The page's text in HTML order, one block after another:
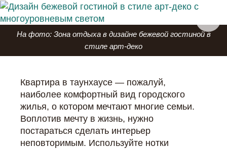
На фото: Зона отдыха в дизайне бежевой гостиной в
стиле арт-деко
Квартира в таунхаусе — пожалуй,
наиболее комфортный вид городского
жилья, о котором мечтают многие семьи.
Воплотив мечту в жизнь, нужно
постараться сделать интерьер
неповторимым. Используйте нотки